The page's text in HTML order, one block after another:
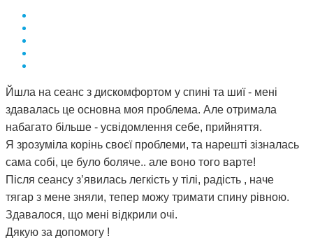
Йшла на сеанс з дискомфортом у спині та шиї - мені
здавалась це основна моя проблема. Але отримала
набагато більше - усвідомлення себе, прийняття.
Я зрозуміла корінь своєї проблеми, та нарешті зізналась
сама собі, це було боляче.. але воно того варте!
Після сеансу з’явилась легкість у тілі, радість , наче
тягар з мене зняли, тепер можу тримати спину рівною.
Здавалося, що мені відкрили очі.
Дякую за допомогу !